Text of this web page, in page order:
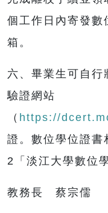
個工作日內寄發數
箱。
六、畢業生可自行
驗證網站
（ https://
證。數位學位證書
2「淡江大學數位
教務長 蔡宗儒